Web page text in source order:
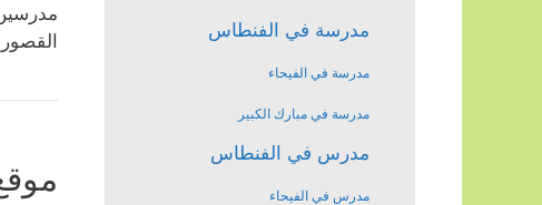
مدرسة في الفنطاس
مدرسة في الفيحاء
مدرسة في مبارك الكبير
مدرس في الفنطاس
مدرس في الفيحاء